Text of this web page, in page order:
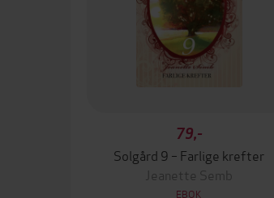
79,-
Solgård 9 – Farlige krefter
Jeanette Semb
EBOK